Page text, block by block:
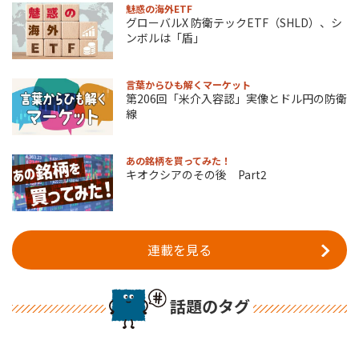
魅惑の海外ETF
グローバルX 防衛テックETF（SHLD）、シ
ンボルは「盾」
言葉からひも解くマーケット
第206回「米介入容認」実像とドル円の防衛
線
あの銘柄を買ってみた！
キオクシアのその後 Part2
連載を見る
話題のタグ